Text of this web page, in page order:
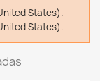
States).
States).